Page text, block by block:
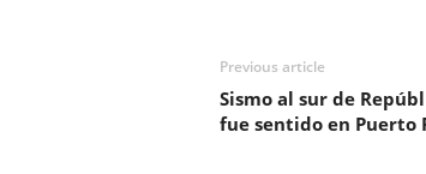
Previous article
Sismo al sur de
fue sentido en Puerto